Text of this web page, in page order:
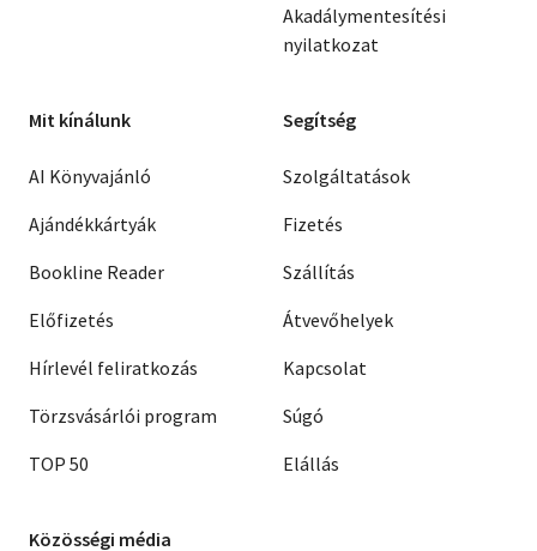
Akadálymentesítési
nyilatkozat
Mit kínálunk
AI Könyvajánló
Ajándékkártyák
Bookline Reader
Előfizetés
Hírlevél feliratkozás
Törzsvásárlói program
TOP 50
Segítség
Szolgáltatások
Fizetés
Szállítás
Átvevőhelyek
Kapcsolat
Súgó
Elállás
Közösségi média